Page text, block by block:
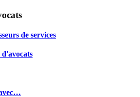
de services
d'avocats